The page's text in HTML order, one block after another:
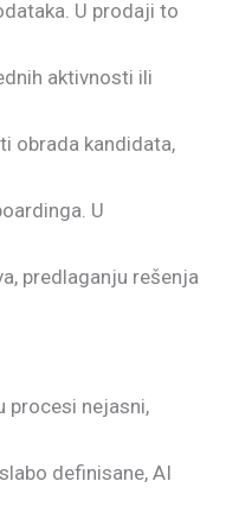
U prodaji to
aktivnosti ili
obrada kandidata,
U
predlaganju rešenja
procesi nejasni,
definisane, AI